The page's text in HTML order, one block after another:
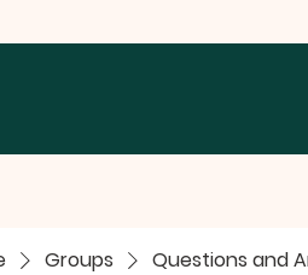
Groups Questions and